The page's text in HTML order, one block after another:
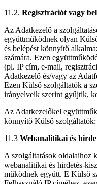
11.2. Regisztrációt vagy
Az Adatkezelő a
együttműködnek olyan
és belépést könnyítő
számára. Ezen
(pl. IP cím, e-mail,
Adatkezelő és/vagy az
Ezen Külső szolgáltatók a
irányelveik szerint gyűjtik,
Az Adatkezelőkel
könnyítő Külső
11.3 Webanalitikai és
A szolgáltatások oldalaihoz
webanalitikai és hirdetés-
működnek együtt. E Külső